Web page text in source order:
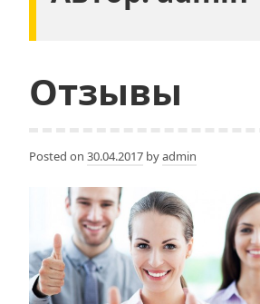
Отзывы
Posted on 30.04.2017 byadmin